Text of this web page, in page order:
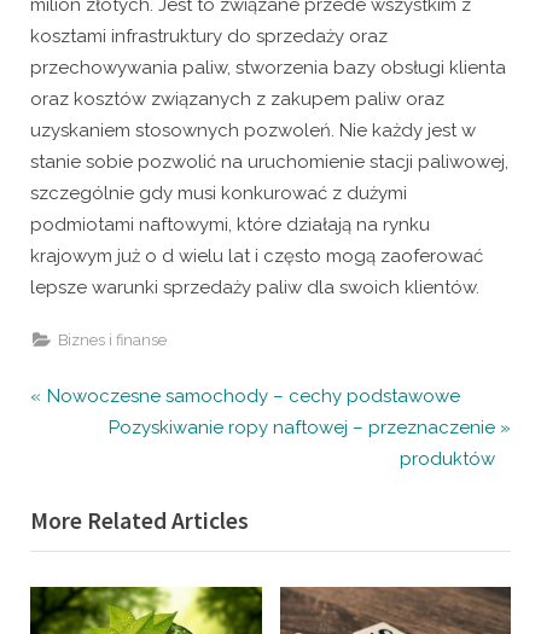
milion złotych. Jest to związane przede wszystkim z
kosztami infrastruktury do sprzedaży oraz
przechowywania paliw, stworzenia bazy obsługi klienta
oraz kosztów związanych z zakupem paliw oraz
uzyskaniem stosownych pozwoleń. Nie każdy jest w
stanie sobie pozwolić na uruchomienie stacji paliwowej,
szczególnie gdy musi konkurować z dużymi
podmiotami naftowymi, które działają na rynku
krajowym już o d wielu lat i często mogą zaoferować
lepsze warunki sprzedaży paliw dla swoich klientów.
Biznes i finanse
Nawigacja
P
i
o
u
s
Nowoczesne samochody – cechy podstawowe
N
t
P
o
s
Pozyskiwanie ropy naftowej – przeznaczenie
produktów
More Related Articles